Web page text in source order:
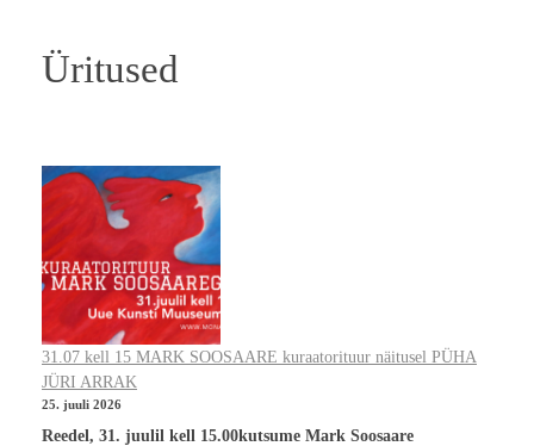
Üritused
31.07 kell 15 MARK SOOSAARE kuraatorituur näitusel PÜHA
JÜRI ARRAK
25. juuli 2026
Reedel, 31. juulil kell 15.00kutsume Mark Soosaare